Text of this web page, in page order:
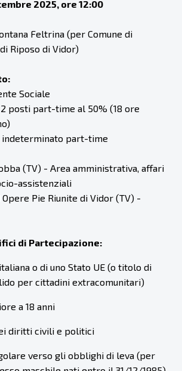
2025, ore 12:00
Feltrina (per Comune di
Riposo di Vidor)
Sociale
2 posti part-time al 50% (18 ore
indeterminato part-time
(TV) - Area amministrativa, affari
assistenziali
Opere Pie Riunite di Vidor (TV) -
di Partecipazione:
o di uno Stato UE (o titolo di
per cittadini extracomunitari)
a 18 anni
diritti civili e politici
verso gli obblighi di leva (per